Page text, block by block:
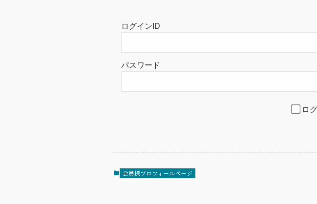
ログインID
パスワード
ロ
会員様プロフィールページ